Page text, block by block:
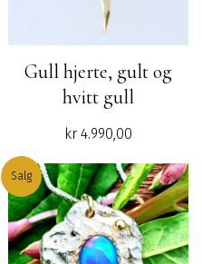
Gull hjerte, gult og
hvitt gull
kr 4.990,00
Salg